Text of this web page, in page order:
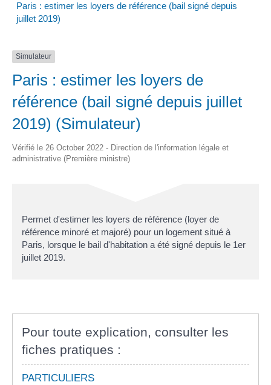
Paris : estimer les loyers de référence (bail signé depuis
juillet 2019)
Simulateur
Paris : estimer les loyers de
référence (bail signé depuis juillet
2019) (Simulateur)
Vérifié le 26 October 2022 - Direction de l'information légale et
administrative (Première ministre)
Permet d'estimer les loyers de référence (loyer de
référence minoré et majoré) pour un logement situé à
Paris, lorsque le bail d'habitation a été signé depuis le 1er
juillet 2019.
Pour toute explication, consulter les
fiches pratiques :
PARTICULIERS